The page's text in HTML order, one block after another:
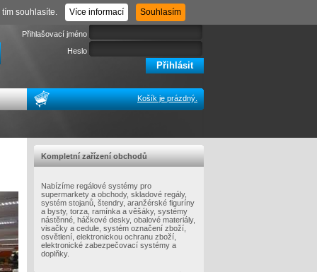
Registrace Zapomenuté heslo
Přihlašovací jméno
Heslo
Košík je prázdný.
Kompletní zařízení obchodů
Nabízíme regálové systémy pro
supermarkety a obchody, skladové regály,
systém stojanů, štendry, aranžérské figuríny
a bysty, torza, ramínka a věšáky, systémy
nástěnné, háčkové desky, obalové materiály,
visačky a cedule, systém označení zboží,
osvětlení, elektronickou ochranu zboží,
elektronické zabezpečovací systémy a
doplňky.
souhlasíte. Více informací Souhlasím